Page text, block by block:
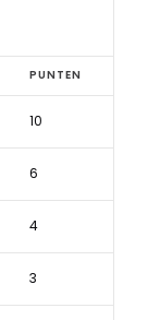
PUNTEN
10
6
4
3